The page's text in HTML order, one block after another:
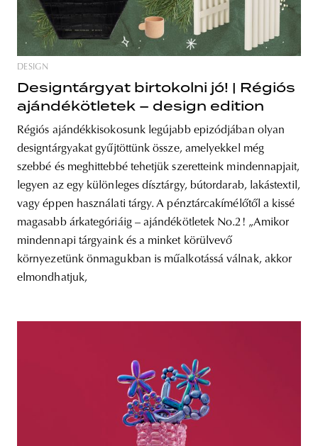
DESIGN
Designtárgyat birtokolni jó! | Régiós
ajándékötletek – design edition
Régiós ajándékkisokosunk legújabb epizódjában olyan
designtárgyakat gyűjtöttünk össze, amelyekkel még
szebbé és meghittebbé tehetjük szeretteink mindennapjait,
legyen az egy különleges dísztárgy, bútordarab, lakástextil,
vagy éppen használati tárgy. A pénztárcakímélőtől a kissé
magasabb árkategóriáig – ajándékötletek No.2! „Amikor
mindennapi tárgyaink és a minket körülvevő
környezetünk önmagukban is műalkotássá válnak, akkor
elmondhatjuk,